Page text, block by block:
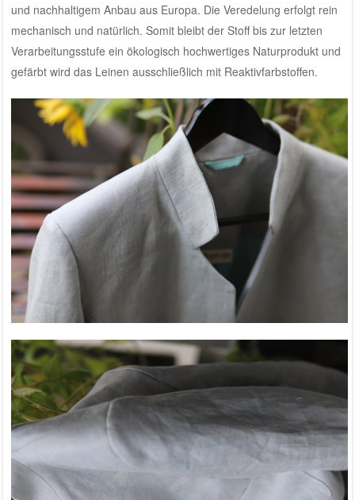
und nachhaltigem Anbau aus Europa. Die Veredelung erfolgt rein
mechanisch und natürlich. Somit bleibt der Stoff bis zur letzten
Verarbeitungsstufe ein ökologisch hochwertiges Naturprodukt und
gefärbt wird das Leinen ausschließlich mit Reaktivfarbstoffen.